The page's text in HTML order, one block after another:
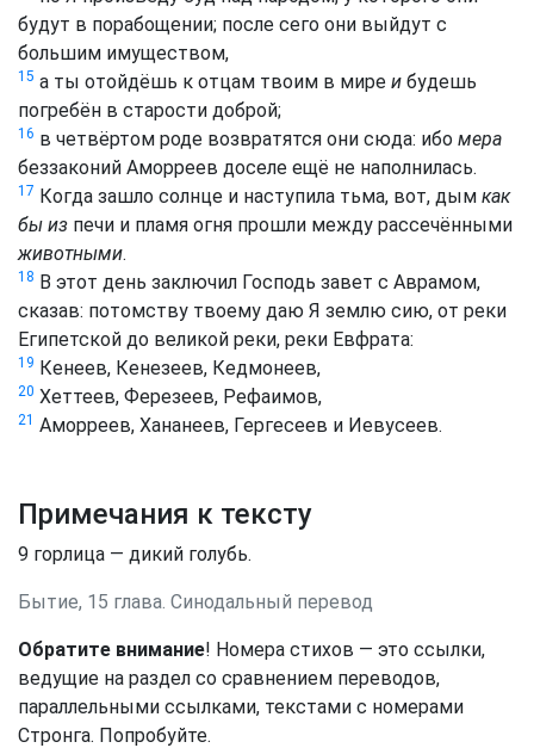
будут в порабощении; после сего они выйдут с
большим имуществом,
15 а ты отойдёшь к отцам твоим в мире и будешь
погребён в старости доброй;
16 в четвёртом роде возвратятся они сюда: ибо мера
беззаконий Аморреев доселе ещё не наполнилась.
17 Когда зашло солнце и наступила тьма, вот, дым как
бы из печи и пламя огня прошли между рассечёнными
животными.
18 В этот день заключил Господь завет с Аврамом,
сказав: потомству твоему даю Я землю сию, от реки
Египетской до великой реки, реки Евфрата:
19 Кенеев, Кенезеев, Кедмонеев,
20 Хеттеев, Ферезеев, Рефаимов,
21 Аморреев, Хананеев, Гергесеев и Иевусеев.
Примечания к тексту
9 горлица — дикий голубь.
Бытие, 15 глава. Синодальный перевод
Обратите внимание! Номера стихов — это ссылки,
ведущие на раздел со сравнением переводов,
параллельными ссылками, текстами с номерами
Стронга. Попробуйте.